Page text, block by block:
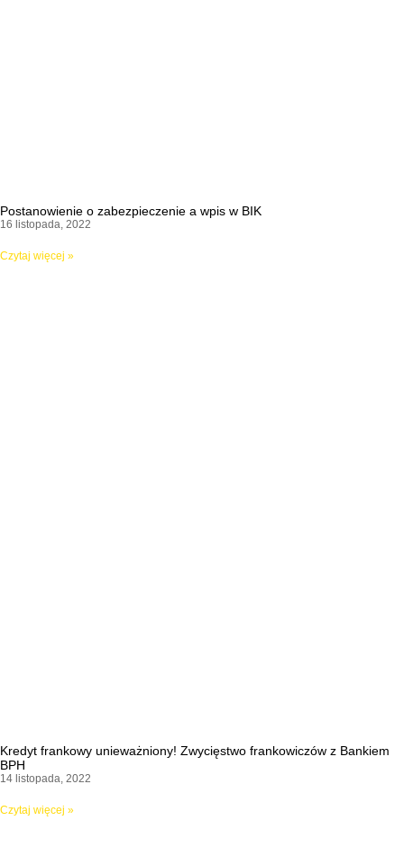
Postanowienie o zabezpieczenie a wpis w BIK
16 listopada, 2022
Czytaj więcej »
Kredyt frankowy unieważniony! Zwycięstwo frankowiczów z Bankiem
BPH
14 listopada, 2022
Czytaj więcej »